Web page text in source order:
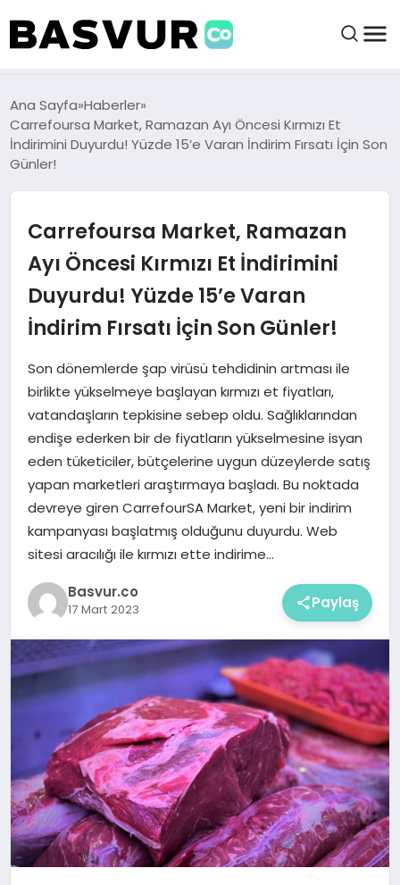
BAŞVURULAR
BAYILIKLER
İŞ FIKIRLERI
KRIPTO HABER
Ana Sayfa Haberler
Carrefoursa Market, Ramazan Ayı Öncesi Kırmızı Et
İndirimini Duyurdu! Yüzde 15’e Varan İndirim Fırsatı İçin Son
Günler!
Carrefoursa Market, Ramazan
Ayı Öncesi Kırmızı Et İndirimini
Duyurdu! Yüzde 15’e Varan
İndirim Fırsatı İçin Son Günler!
Son dönemlerde şap virüsü tehdidinin artması ile
birlikte yükselmeye başlayan kırmızı et fiyatları,
vatandaşların tepkisine sebep oldu. Sağlıklarından
endişe ederken bir de fiyatların yükselmesine isyan
eden tüketiciler, bütçelerine uygun düzeylerde satış
yapan marketleri araştırmaya başladı. Bu noktada
devreye giren CarrefourSA Market, yeni bir indirim
kampanyası başlatmış olduğunu duyurdu. Web
sitesi aracılığı ile kırmızı ette indirime…
Basvur.co
17 Mart 2023 Paylaş